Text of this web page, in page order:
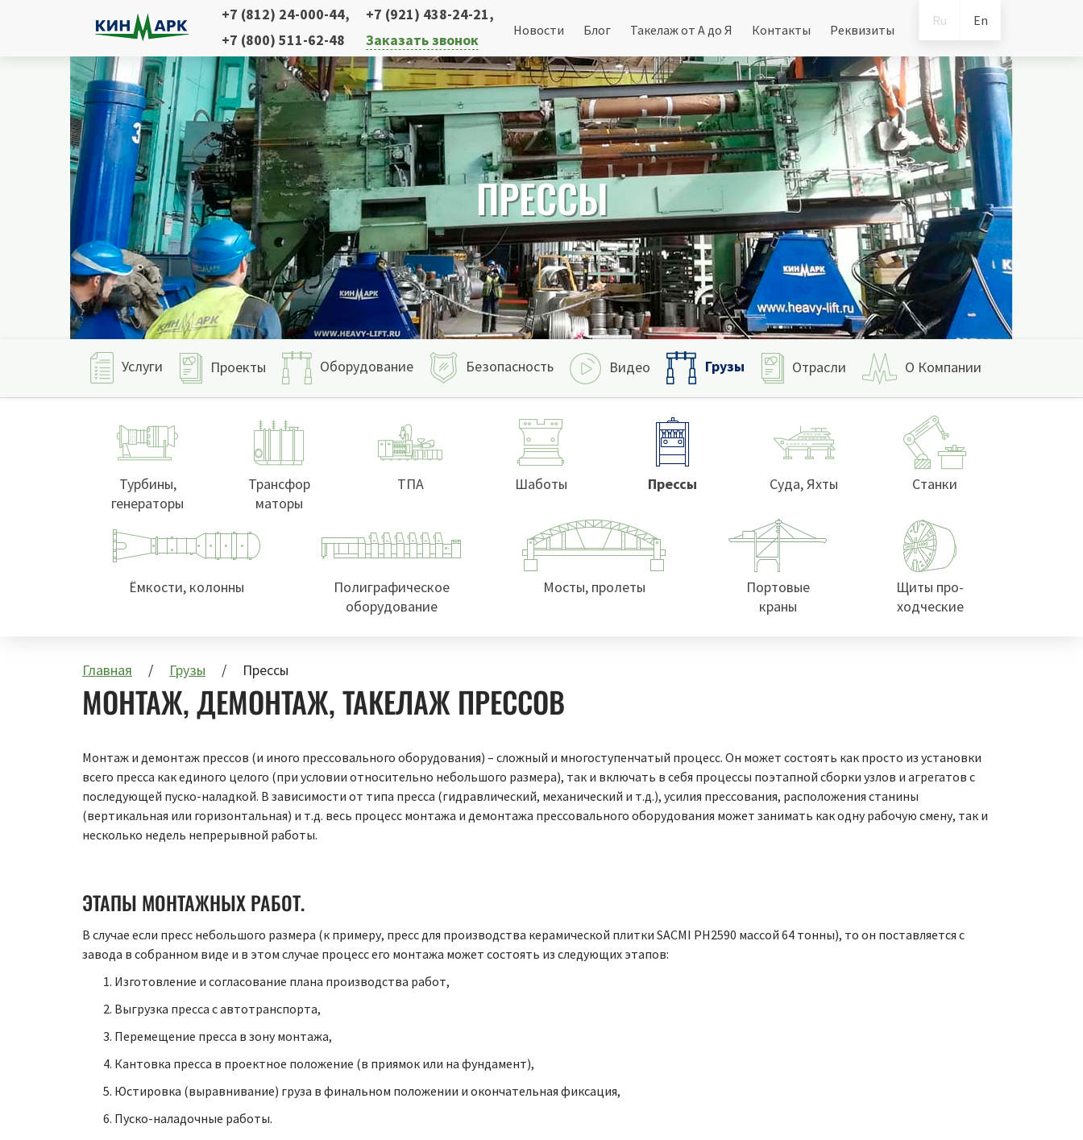
Ru En
+7 (812) 24-000-44, +7 (921) 438-24-21,
+7 (800) 511-62-48
Заказать звонок
Новости Блог Такелаж от А до Я Контакты Реквизиты
ПРЕССЫ
Услуги Проекты Оборудование Безопасность Видео Грузы Отрасли О Компании
Турбины,
генераторы
Трансфор
маторы
ТПА Шаботы Прессы Суда, Яхты Станки
Ёмкости, колонны
Полиграфическое
оборудование
Мосты, пролеты
Портовые
краны
Щиты про-
ходческие
Главная Грузы Прессы
МОНТАЖ, ДЕМОНТАЖ, ТАКЕЛАЖ ПРЕССОВ
Монтаж и демонтаж прессов (и иного прессовального оборудования) – сложный и многоступенчатый процесс. Он может состоять как просто из установки
всего пресса как единого целого (при условии относительно небольшого размера), так и включать в себя процессы поэтапной сборки узлов и агрегатов с
последующей пуско-наладкой. В зависимости от типа пресса (гидравлический, механический и т.д.), усилия прессования, расположения станины
(вертикальная или горизонтальная) и т.д. весь процесс монтажа и демонтажа прессовального оборудования может занимать как одну рабочую смену, так и
несколько недель непрерывной работы.
ЭТАПЫ МОНТАЖНЫХ РАБОТ.
В случае если пресс небольшого размера (к примеру, пресс для производства керамической плитки SACMI PH2590 массой 64 тонны), то он поставляется с
завода в собранном виде и в этом случае процесс его монтажа может состоять из следующих этапов:
Изготовление и согласование плана производства работ,
Выгрузка пресса с автотранспорта,
Перемещение пресса в зону монтажа,
Кантовка пресса в проектное положение (в приямок или на фундамент),
Юстировка (выравнивание) груза в финальном положении и окончательная фиксация,
Пуско-наладочные работы.